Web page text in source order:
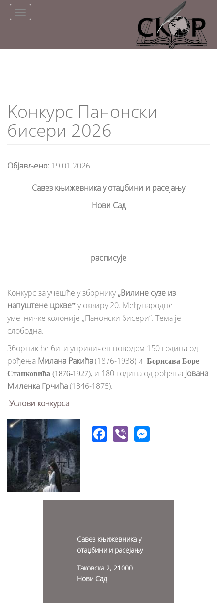
Skip
Toggle
Kонкурс Панонски
бисери 2026
Објављено: 19.01.2026
Савез књижевника у отаџбини и расејању
Нови Сад
расписује
Конкурс за учешће у зборнику „Вилине сузе из
напуштене црквеˮу оквиру 20. Међународне
уметничке колоније „Панонски бисери”. Тема је
слободна.
Зборник ће бити уприличен поводом 150 година од
рођења Милана Ракића(1876-1938) и Борисава Боре
Станковића (1876-1927), и 180 година од рођења Јована
Миленка Грчића(1846-1875).
Услови конкурса
Facebook
Viber
Савез књижевника у
отаџбини и расејању
Таковска 2, 21000
Нови Сад.